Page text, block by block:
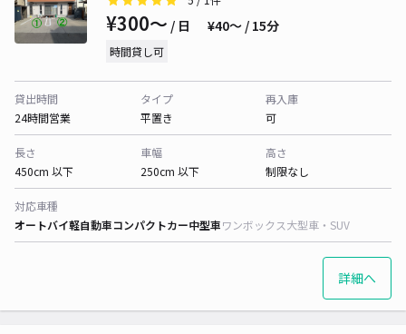
¥300〜 / 日 ¥40〜 / 15分
時間貸し可
貸出時間
24時間営業
タイプ
平置き
再入庫
可
長さ
450cm 以下
車幅
250cm 以下
高さ
制限なし
対応車種
オートバイ軽自動車コンパクトカー中型車ワンボックス大型車・SUV
詳細へ